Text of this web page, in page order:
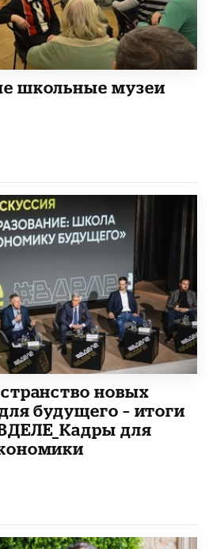
школьные музеи
новых
будущего – итоги
для